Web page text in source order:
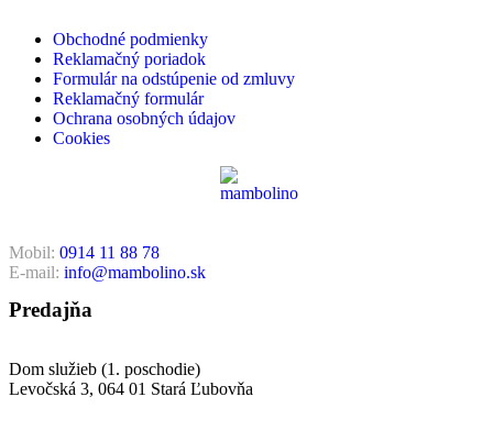
Obchodné podmienky
Reklamačný poriadok
Formulár na odstúpenie od zmluvy
Reklamačný formulár
Ochrana osobných údajov
Cookies
Mobil: 0914 11 88 78
E-mail: info@mambolino.sk
Predajňa
Dom služieb (1. poschodie)
Levočská 3, 064 01 Stará Ľubovňa